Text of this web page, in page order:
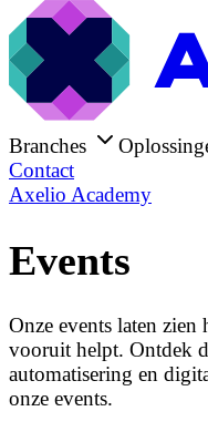
Branches
Contact
Axelio Academy
Events
Onze events laten
vooruit helpt. Ontdek
automatisering en
onze events.